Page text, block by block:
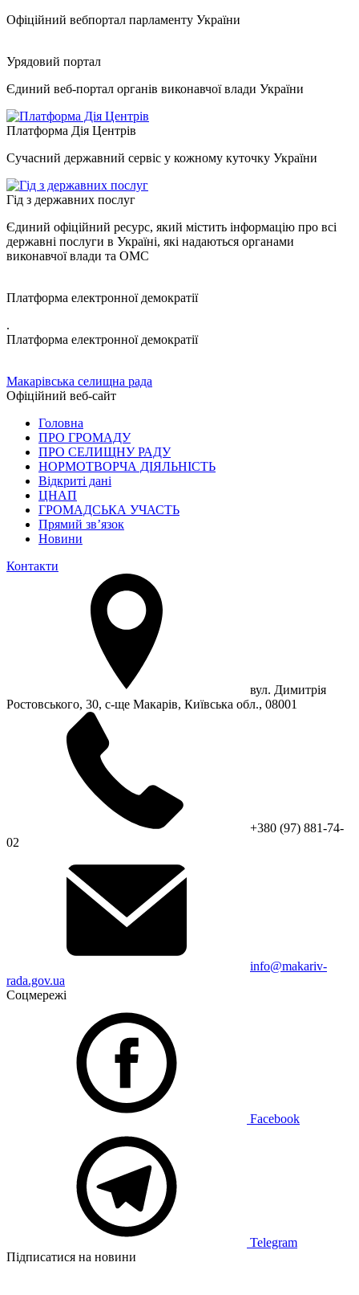
Офіційний вебпортал парламенту України
Урядовий портал
Єдиний веб-портал органів виконавчої влади України
Платформа Дія Центрів
Сучасний державний сервіс у кожному куточку України
Гід з державних послуг
Єдиний офіційний ресурс, який містить інформацію про всі
державні послуги в Україні, які надаються органами
виконавчої влади та ОМС
Платформа електронної демократії
.
Платформа електронної демократії
Макарівська селищна рада
Офіційний веб-сайт
Головна
ПРО ГРОМАДУ
ПРО СЕЛИЩНУ РАДУ
НОРМОТВОРЧА ДІЯЛЬНІСТЬ
Відкриті дані
ЦНАП
ГРОМАДСЬКА УЧАСТЬ
Прямий зв’язок
Новини
Контакти
вул. Димитрія
Ростовського, 30, с-ще Макарів, Київська обл., 08001
+380 (97) 881-74-
02
info@makariv-
rada.gov.ua
Соцмережі
Facebook
Telegram
Підписатися на новини